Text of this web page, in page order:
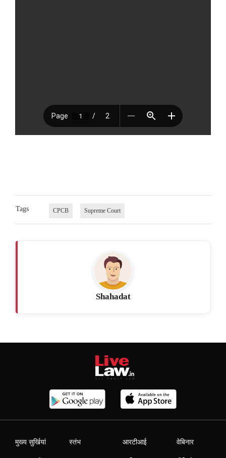
Tags CPCB Supreme Court
Shahadat
मुख्य सुर्खियां स्तंभ आरटीआई वेबिनार